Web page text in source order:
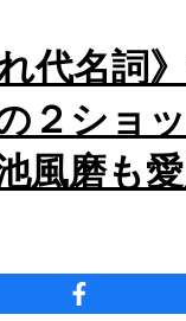
代名詞
２ショ
風磨も